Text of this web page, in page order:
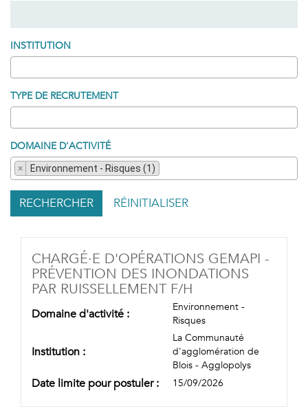
INSTITUTION
TYPE DE RECRUTEMENT
DOMAINE D'ACTIVITÉ
× Environnement - Risques (1)
RECHERCHER RÉINITIALISER
CHARGÉ·E D'OPÉRATIONS GEMAPI -
PRÉVENTION DES INONDATIONS
PAR RUISSELLEMENT F/H
Domaine d'activité :
Environnement -
Risques
Institution :
La Communauté
d'agglomération de
Blois - Agglopolys
Date limite pour postuler : 15/09/2026